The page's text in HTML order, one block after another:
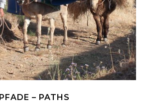
PFADE – PATHS